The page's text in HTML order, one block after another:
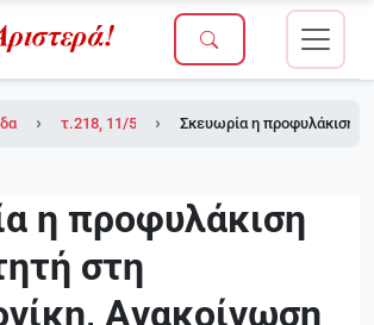
Αριστερά!τ.218, 11/5/2007 (ένθετο το τ.2 του Δικτύου
Σκευωρία η προφυλάκιση
η προφυλάκιση
στη
Aνακοίνωση